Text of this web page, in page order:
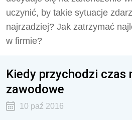
uczynić, by takie sytuacje
najrzadziej? Jak zatrzymać
w firmie?
Kiedy przychodzi czas
zawodowe
10 paź 2016